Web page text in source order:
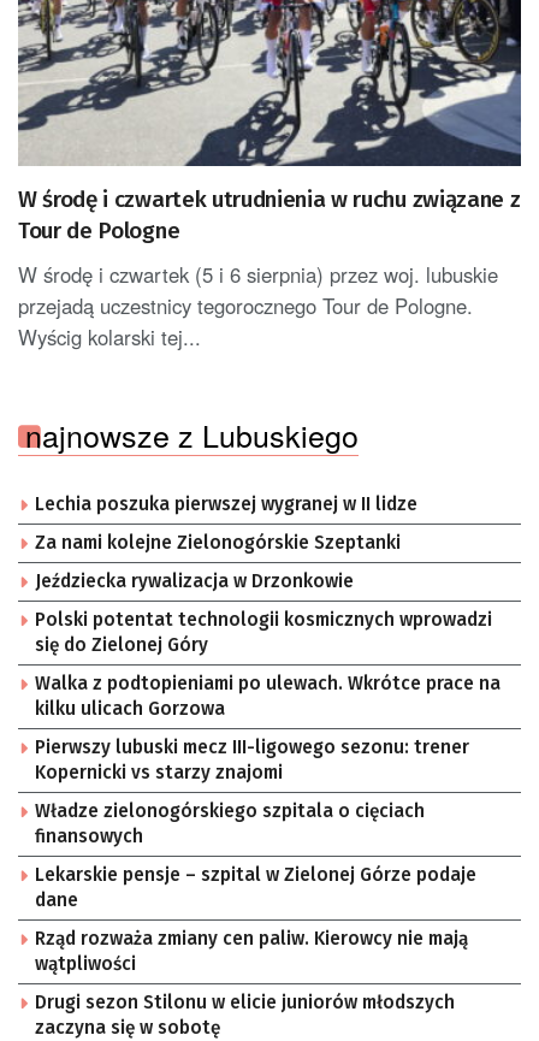
W środę i czwartek utrudnienia w ruchu związane z
Tour de Pologne
W środę i czwartek (5 i 6 sierpnia) przez woj. lubuskie
przejadą uczestnicy tegorocznego Tour de Pologne.
Wyścig kolarski tej...
najnowsze z Lubuskiego
Lechia poszuka pierwszej wygranej w II lidze
Za nami kolejne Zielonogórskie Szeptanki
Jeździecka rywalizacja w Drzonkowie
Polski potentat technologii kosmicznych wprowadzi
się do Zielonej Góry
Walka z podtopieniami po ulewach. Wkrótce prace na
kilku ulicach Gorzowa
Pierwszy lubuski mecz III-ligowego sezonu: trener
Kopernicki vs starzy znajomi
Władze zielonogórskiego szpitala o cięciach
finansowych
Lekarskie pensje – szpital w Zielonej Górze podaje
dane
Rząd rozważa zmiany cen paliw. Kierowcy nie mają
wątpliwości
Drugi sezon Stilonu w elicie juniorów młodszych
zaczyna się w sobotę